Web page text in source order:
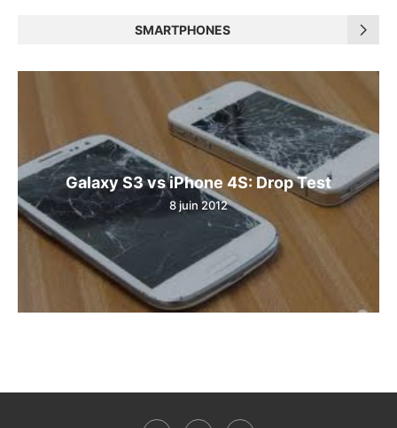
SMARTPHONES
Galaxy S3 vs iPhone 4S: Drop Test
8 juin 2012